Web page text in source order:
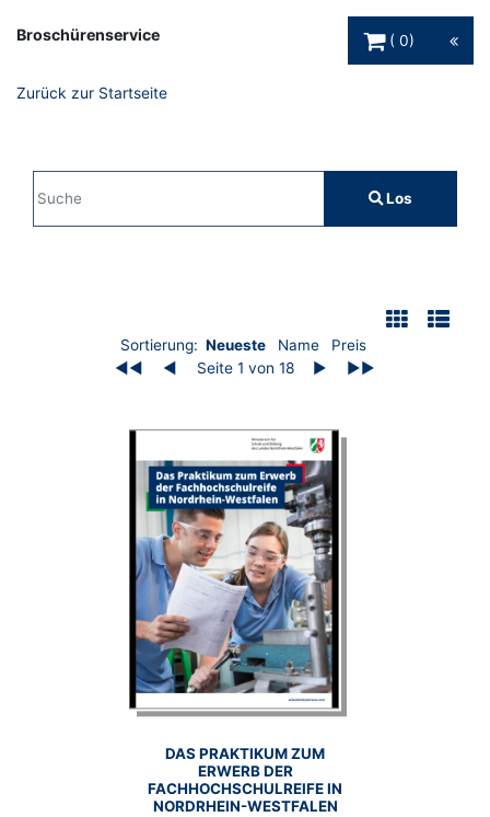
Broschürenservice 0
Zurück zur Startseite
Los
Sortierung: Neueste Name
Preis
◀◀
◀ Seite 1 von 18 ▶ ▶▶
DAS PRAKTIKUM ZUM
ERWERB DER
FACHHOCHSCHULREIFE IN
NORDRHEIN-WESTFALEN